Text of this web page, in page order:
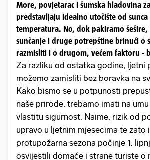
More, povjetarac i šumska hladovina
predstavljaju idealno utočište od sunca
temperatura. No, dok pakiramo šešire,
sunčanje i druge potrepštine brinući o
razmisliti i o drugom, većem faktoru -
Za razliku od ostatka godine, ljetni
možemo zamisliti bez boravka na
Kako bismo se u potpunosti
naše prirode, trebamo imati na umu
vlastitu sigurnost. Naime, rizik od
upravo u ljetnim mjesecima te zato
protupožarna sezona počinje 1.
osvijestili domaće i strane turiste o